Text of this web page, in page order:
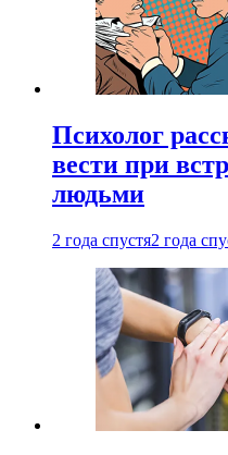
Психолог
вести при
людьми
2 года спустя2 года